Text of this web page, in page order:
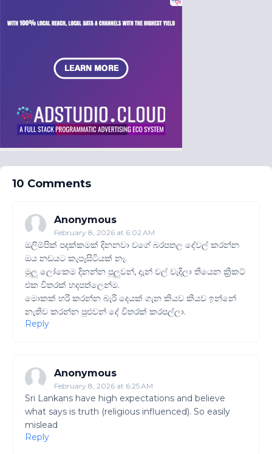
10 Comments
Anonymous
February 8, 2026 at 6:02 AM
ඔලිම්පික් පදක්කමක් දිනනවා වගේ බරපතල දේවල් කරන්න
ඔය නඩයට කැපෑසිටියක් නෑ.
මුලු ලෝකෙම දිනන්න පුලුවන්, දැන් වල් වැදිලා තියෙන ක්‍රිකට්
එක විතරක් හදපත්ලෙන්ම.
මොකක් හරි කරන්න බැරි දෙයක් ගැන කියව කියව ඉන්නේ
නැතිව කරන්න පුළුවන් දේ විතරක් කරපල්ලා.
Reply
Anonymous
February 8, 2026 at 6:25 AM
Sri Lankans have high expectations and believe
what says is truth (religious influenced). So easily
mislead
Reply